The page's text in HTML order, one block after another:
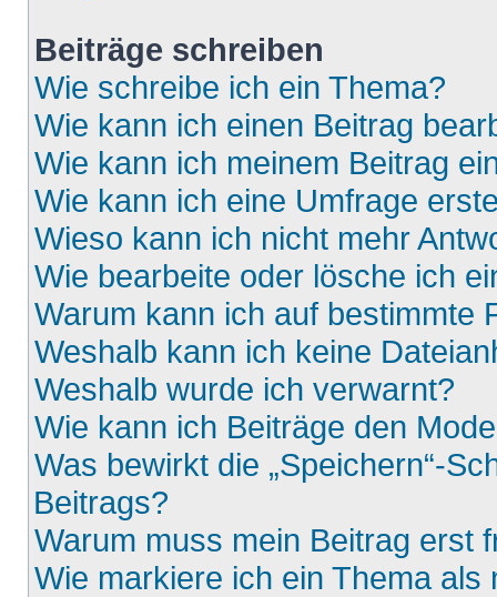
Beiträge schreiben
Wie schreibe ich ein Thema?
Wie kann ich einen Beitrag
Wie kann ich meinem Beitrag
Wie kann ich eine Umfrage
Wieso kann ich nicht mehr
Wie bearbeite oder lösche ich
Warum kann ich auf bestimmte
Weshalb kann ich keine
Weshalb wurde ich verwarnt?
Wie kann ich Beiträge den
Was bewirkt die „Speichern“-
Beitrags?
Warum muss mein Beitrag erst
Wie markiere ich ein Thema als